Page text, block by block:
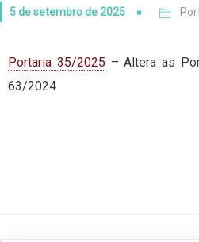
5 de setembro de 2025
Portaria 35/2025 – Altera as
63/2024